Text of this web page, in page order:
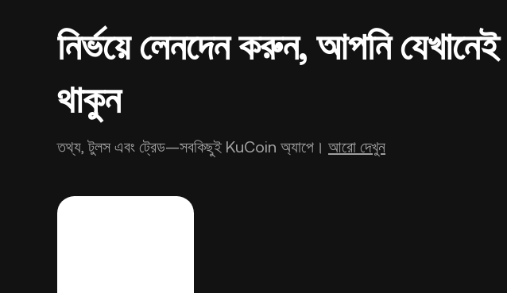
নির্ভয়ে লেনদেন করুন, আপনি যেখানেই
থাকুন
তথ্য, টুলস এবং ট্রেড—সবকিছুই KuCoin অ্যাপে। আরো দেখুন